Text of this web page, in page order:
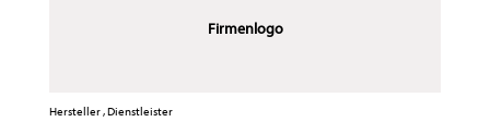
Firmenlogo
Hersteller , Dienstleister